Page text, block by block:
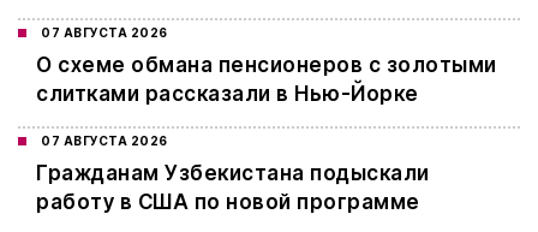
07 АВГУСТА 2026
О схеме обмана пенсионеров с золотыми
слитками рассказали в Нью-Йорке
07 АВГУСТА 2026
Гражданам Узбекистана подыскали
работу в США по новой программе